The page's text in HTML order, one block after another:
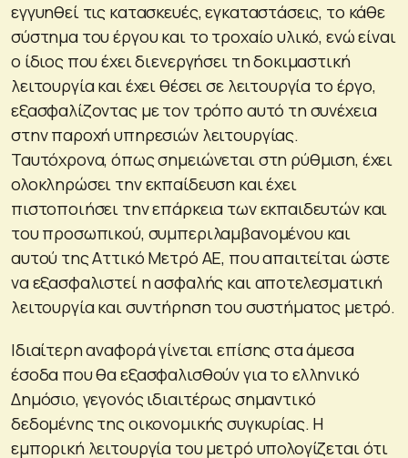
εγγυηθεί τις κατασκευές, εγκαταστάσεις, το κάθε
σύστημα του έργου και το τροχαίο υλικό, ενώ είναι
ο ίδιος που έχει διενεργήσει τη δοκιμαστική
λειτουργία και έχει θέσει σε λειτουργία το έργο,
εξασφαλίζοντας με τον τρόπο αυτό τη συνέχεια
στην παροχή υπηρεσιών λειτουργίας.
Ταυτόχρονα, όπως σημειώνεται στη ρύθμιση, έχει
ολοκληρώσει την εκπαίδευση και έχει
πιστοποιήσει την επάρκεια των εκπαιδευτών και
του προσωπικού, συμπεριλαμβανομένου και
αυτού της Αττικό Μετρό ΑΕ, που απαιτείται ώστε
να εξασφαλιστεί η ασφαλής και αποτελεσματική
λειτουργία και συντήρηση του συστήματος μετρό.
Ιδιαίτερη αναφορά γίνεται επίσης στα άμεσα
έσοδα που θα εξασφαλισθούν για το ελληνικό
Δημόσιο, γεγονός ιδιαιτέρως σημαντικό
δεδομένης της οικονομικής συγκυρίας. Η
εμπορική λειτουργία του μετρό υπολογίζεται ότι